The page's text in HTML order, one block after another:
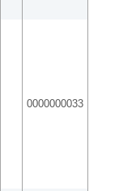
0000000033